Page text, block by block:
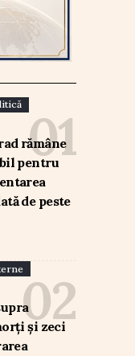
rămâne
pentru
de peste
și zeci